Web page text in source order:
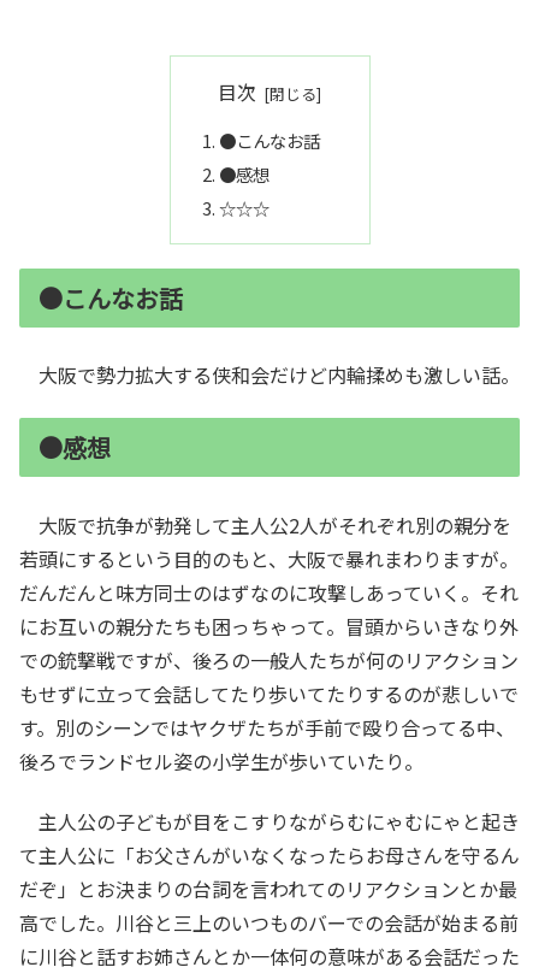
目次
●こんなお話
●感想
☆☆☆
●こんなお話
大阪で勢力拡大する侠和会だけど内輪揉めも激しい話。
●感想
大阪で抗争が勃発して主人公2人がそれぞれ別の親分を
若頭にするという目的のもと、大阪で暴れまわりますが。
だんだんと味方同士のはずなのに攻撃しあっていく。それ
にお互いの親分たちも困っちゃって。冒頭からいきなり外
での銃撃戦ですが、後ろの一般人たちが何のリアクション
もせずに立って会話してたり歩いてたりするのが悲しいで
す。別のシーンではヤクザたちが手前で殴り合ってる中、
後ろでランドセル姿の小学生が歩いていたり。
主人公の子どもが目をこすりながらむにゃむにゃと起き
て主人公に「お父さんがいなくなったらお母さんを守るん
だぞ」とお決まりの台詞を言われてのリアクションとか最
高でした。川谷と三上のいつものバーでの会話が始まる前
に川谷と話すお姉さんとか一体何の意味がある会話だった